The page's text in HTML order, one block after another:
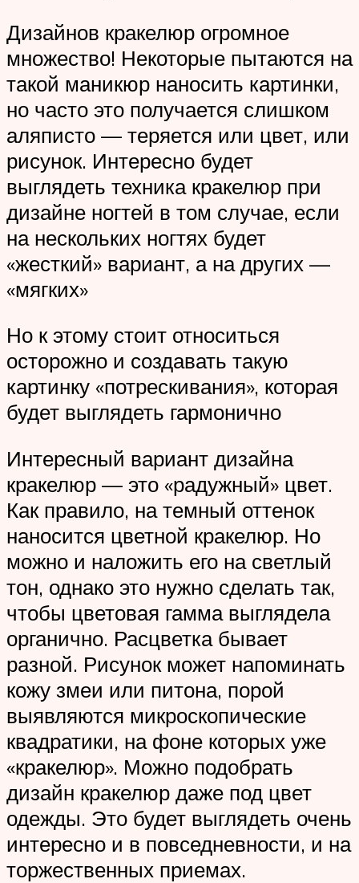
Дизайнов кракелюр огромное
множество! Некоторые пытаются на
такой маникюр наносить картинки,
но часто это получается слишком
аляписто — теряется или цвет, или
рисунок. Интересно будет
выглядеть техника кракелюр при
дизайне ногтей в том случае, если
на нескольких ногтях будет
«жесткий» вариант, а на других —
«мягких»
Но к этому стоит относиться
осторожно и создавать такую
картинку «потрескивания», которая
будет выглядеть гармонично
Интересный вариант дизайна
кракелюр — это «радужный» цвет.
Как правило, на темный оттенок
наносится цветной кракелюр. Но
можно и наложить его на светлый
тон, однако это нужно сделать так,
чтобы цветовая гамма выглядела
органично. Расцветка бывает
разной. Рисунок может напоминать
кожу змеи или питона, порой
выявляются микроскопические
квадратики, на фоне которых уже
«кракелюр». Можно подобрать
дизайн кракелюр даже под цвет
одежды. Это будет выглядеть очень
интересно и в повседневности, и на
торжественных приемах.